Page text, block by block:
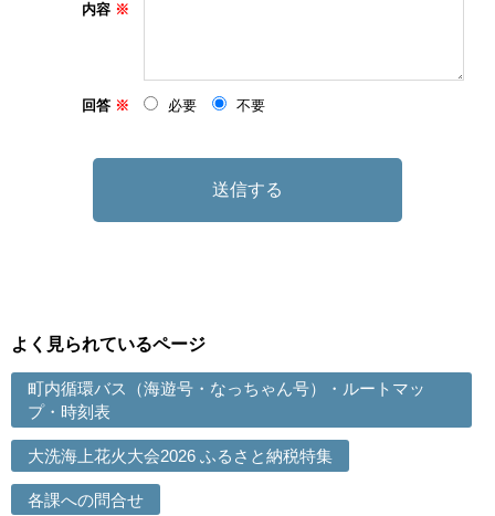
内容
回答 必要 不要
よく見られているページ
町内循環バス（海遊号・なっちゃん号）・ルートマッ
プ・時刻表
大洗海上花火大会2026 ふるさと納税特集
各課への問合せ